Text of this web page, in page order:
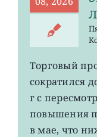
Торговый
сократился
г с
повышения
в мае, что